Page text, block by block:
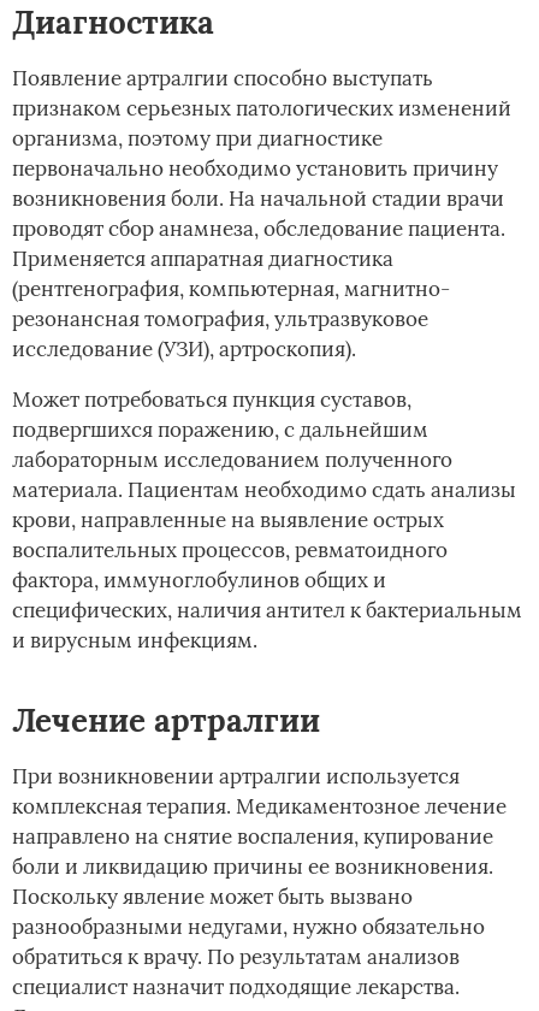
Диагностика
Появление артралгии способно выступать
признаком серьезных патологических изменений
организма, поэтому при диагностике
первоначально необходимо установить причину
возникновения боли. На начальной стадии врачи
проводят сбор анамнеза, обследование пациента.
Применяется аппаратная диагностика
(рентгенография, компьютерная, магнитно-
резонансная томография, ультразвуковое
исследование (УЗИ), артроскопия).
Может потребоваться пункция суставов,
подвергшихся поражению, с дальнейшим
лабораторным исследованием полученного
материала. Пациентам необходимо сдать анализы
крови, направленные на выявление острых
воспалительных процессов, ревматоидного
фактора, иммуноглобулинов общих и
специфических, наличия антител к бактериальным
и вирусным инфекциям.
Лечение артралгии
При возникновении артралгии используется
комплексная терапия. Медикаментозное лечение
направлено на снятие воспаления, купирование
боли и ликвидацию причины ее возникновения.
Поскольку явление может быть вызвано
разнообразными недугами, нужно обязательно
обратиться к врачу. По результатам анализов
специалист назначит подходящие лекарства.